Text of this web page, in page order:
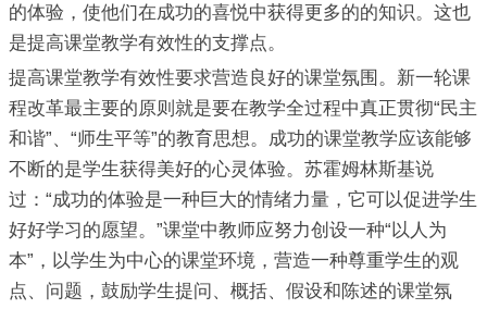
的体验，使他们在成功的喜悦中获得更多的的知识。这也
是提高课堂教学有效性的支撑点。
提高课堂教学有效性要求营造良好的课堂氛围。新一轮课
程改革最主要的原则就是要在教学全过程中真正贯彻“民主
和谐”、“师生平等”的教育思想。成功的课堂教学应该能够
不断的是学生获得美好的心灵体验。苏霍姆林斯基说
过：“成功的体验是一种巨大的情绪力量，它可以促进学生
好好学习的愿望。”课堂中教师应努力创设一种“以人为
本”，以学生为中心的课堂环境，营造一种尊重学生的观
点、问题，鼓励学生提问、概括、假设和陈述的课堂氛